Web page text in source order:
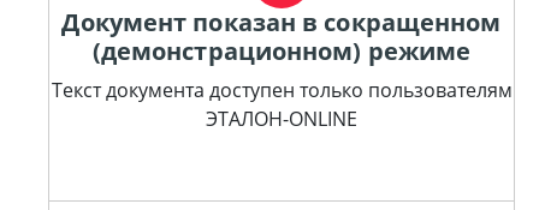
Документ показан в сокращенном
(демонстрационном) режиме
Текст документа доступен только пользователям
ЭТАЛОН-ONLINE